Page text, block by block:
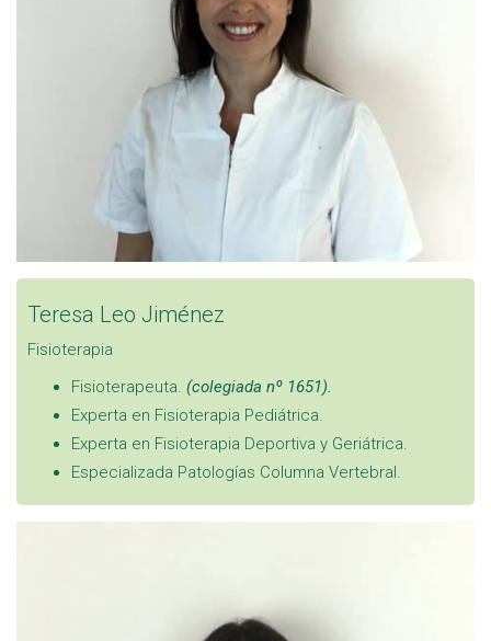
Teresa Leo Jiménez
Fisioterapia
Fisioterapeuta. (colegiada nº 1651).
Experta en Fisioterapia Pediátrica.
Experta en Fisioterapia Deportiva y Geriátrica.
Especializada Patologías Columna Vertebral.